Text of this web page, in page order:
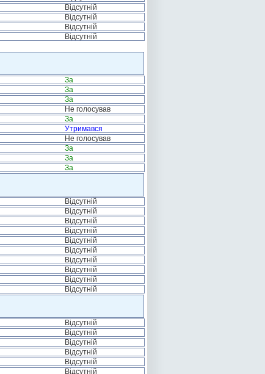
Відсутній
Відсутній
Відсутній
Відсутній
За
За
За
Не голосував
За
Утримався
Не голосував
За
За
За
Відсутній
Відсутній
Відсутній
Відсутній
Відсутній
Відсутній
Відсутній
Відсутній
Відсутній
Відсутній
Відсутній
Відсутній
Відсутній
Відсутній
Відсутній
Відсутній